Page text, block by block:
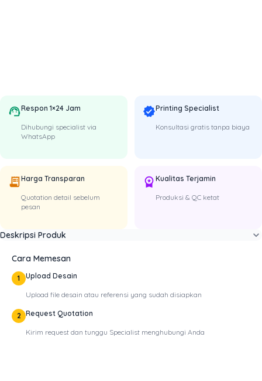
support_agentRespon 1×24 Jam
Dihubungi specialist via
WhatsApp
verifiedPrinting Specialist
Konsultasi gratis tanpa biaya
receipt_long Harga Transparan
Quotation detail sebelum
pesan
workspace_premium Kualitas Terjamin
Produksi & QC ketat
Deskripsi Produk expand_more
Cara Memesan
1 Upload Desain
Upload file desain atau referensi yang sudah disiapkan
2 Request Quotation
Kirim request dan tunggu Specialist menghubungi Anda